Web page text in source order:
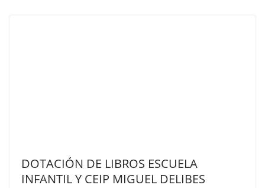
DOTACIÓN DE LIBROS ESCUELA
INFANTIL Y CEIP MIGUEL DELIBES